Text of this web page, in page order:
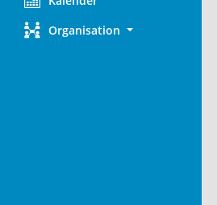
Organisation